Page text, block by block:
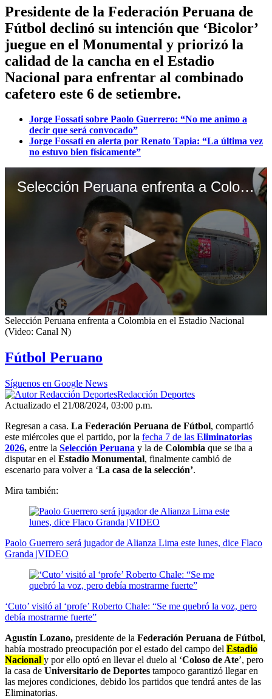
Presidente de la Federación Peruana de
Fútbol declinó su intención que ‘Bicolor’
juegue en el Monumental y priorizó la
calidad de la cancha en el Estadio
Nacional para enfrentar al combinado
cafetero este 6 de setiembre.
Jorge Fossati sobre Paolo Guerrero: “No me animo a
decir que será convocado”
Jorge Fossati en alerta por Renato Tapia: “La última vez
no estuvo bien físicamente”
Selección Peruana enfrenta a Colombia en el Estadio Nacional (Video: Canal N)
0
seconds
of
minute,
26
seconds
Selección Peruana enfrenta a Colombia en el Estadio Nacional
(Video: Canal N)
Fútbol Peruano
Síguenos en Google News
Redacción Deportes
Actualizado el 21/08/2024, 03:00 p.m.
Regresan a casa. La Federación Peruana de Fútbol, compartió
este miércoles que el partido, por la fecha 7 de las Eliminatorias
2026, entre la Selección Peruana y la de Colombia que se iba a
disputar en el Estadio Monumental, finalmente cambió de
escenario para volver a ‘La casa de la selección’.
Mira también:
Paolo Guerrero será jugador de Alianza Lima este lunes, dice Flaco
Granda |VIDEO
‘Cuto’ visitó al ‘profe’ Roberto Chale: “Se me quebró la voz, pero
debía mostrarme fuerte”
Agustín Lozano, presidente de la Federación Peruana de Fútbol,
había mostrado preocupación por el estado del campo del Estadio
Nacional y por ello optó en llevar el duelo al ‘Coloso de Ate’, pero
la casa de Universitario de Deportes tampoco garantizó llegar en
las mejores condiciones, debido los partidos que tendrá antes de las
Eliminatorias.